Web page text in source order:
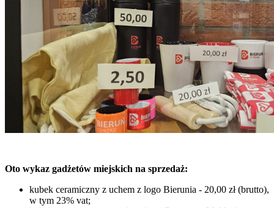
Oto wykaz gadżetów miejskich na sprzedaż:
kubek ceramiczny z uchem z logo Bierunia - 20,00 zł (brutto),
w tym 23% vat;